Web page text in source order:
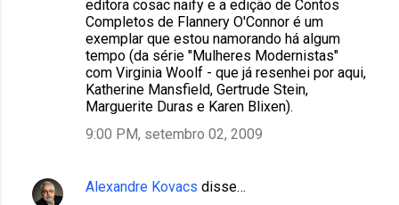
editora cosac naify e a edição de Contos
Completos de Flannery O'Connor é um
exemplar que estou namorando há algum
tempo (da série "Mulheres Modernistas"
com Virginia Woolf - que já resenhei por aqui,
Katherine Mansfield, Gertrude Stein,
Marguerite Duras e Karen Blixen).
9:00 PM, setembro 02, 2009
Alexandre Kovacs disse…